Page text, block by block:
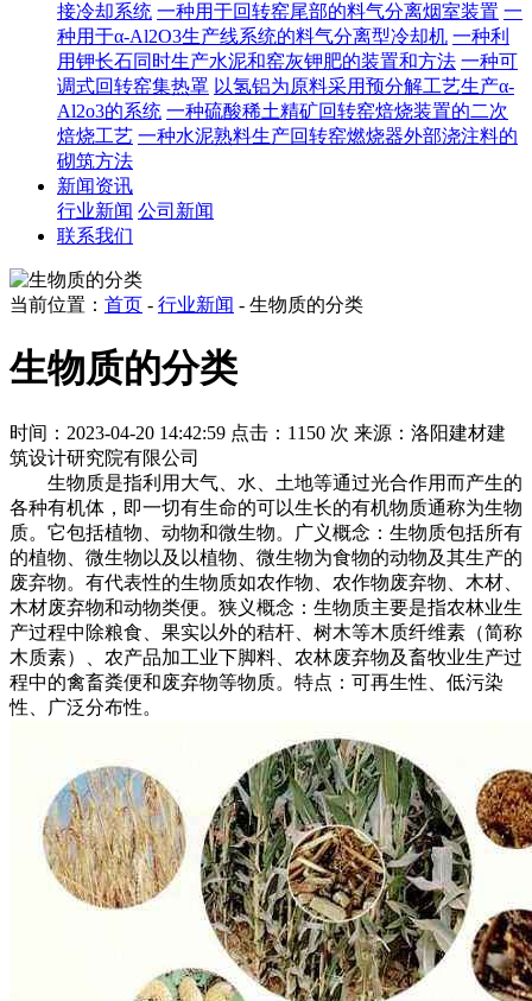
接冷却系统 一种用于回转窑尾部的料气分离烟室装置 一
种用于α-Al2O3生产线系统的料气分离型冷却机 一种利
用钾长石同时生产水泥和窑灰钾肥的装置和方法 一种可
调式回转窑集热罩 以氢铝为原料采用预分解工艺生产α-
Al2o3的系统 一种硫酸稀土精矿回转窑焙烧装置的二次
焙烧工艺 一种水泥熟料生产回转窑燃烧器外部浇注料的
砌筑方法
新闻资讯
行业新闻 公司新闻
联系我们
当前位置： 首页 - 行业新闻 - 生物质的分类
生物质的分类
时间：2023-04-20 14:42:59 点击：1150 次 来源：洛阳建材建
筑设计研究院有限公司
生物质是指利用大气、水、土地等通过光合作用而产生的
各种有机体，即一切有生命的可以生长的有机物质通称为生物
质。它包括植物、动物和微生物。广义概念：生物质包括所有
的植物、微生物以及以植物、微生物为食物的动物及其生产的
废弃物。有代表性的生物质如农作物、农作物废弃物、木材、
木材废弃物和动物类便。狭义概念：生物质主要是指农林业生
产过程中除粮食、果实以外的秸杆、树木等木质纤维素（简称
木质素）、农产品加工业下脚料、农林废弃物及畜牧业生产过
程中的禽畜粪便和废弃物等物质。特点：可再生性、低污染
性、广泛分布性。